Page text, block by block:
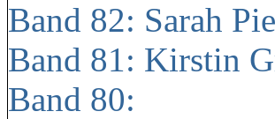
Band 82: Sarah
Band 81: Kirstin
Band 80: